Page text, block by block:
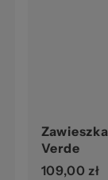
Verde
109,00 zł